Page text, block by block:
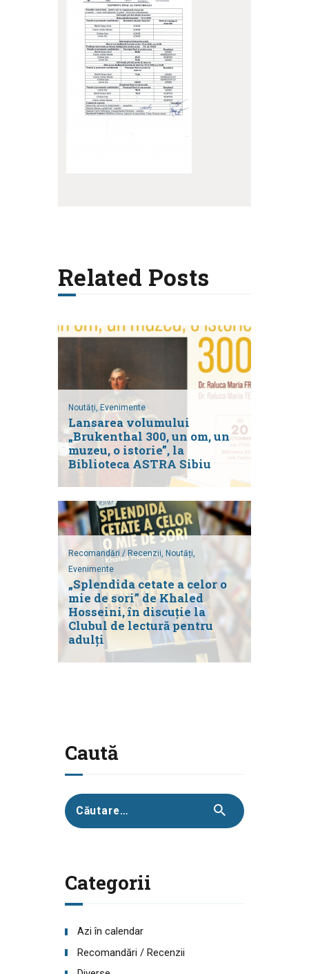
Related Posts
Noutăți, Evenimente
Lansarea volumului
„Brukenthal 300, un om, un
muzeu, o istorie”, la
Biblioteca ASTRA Sibiu
Recomandări / Recenzii, Noutăți,
Evenimente
„Splendida cetate a celor o
mie de sori” de Khaled
Hosseini, în discuție la
Clubul de lectură pentru
adulți
Caută
Caută
după:
Categorii
Azi în calendar
Recomandări / Recenzii